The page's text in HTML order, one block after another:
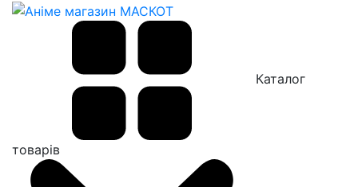
Каталог
товарів